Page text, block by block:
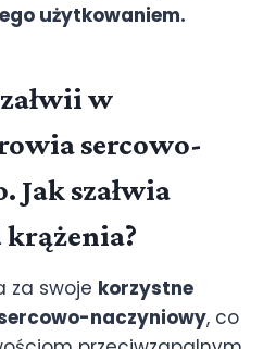
użytkowaniem.
w
sercowo-
Jak szałwia
krążenia?
za swoje korzystne
naczyniowy, co